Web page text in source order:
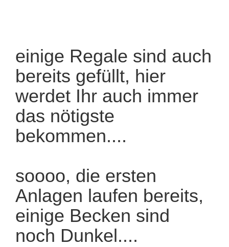
einige Regale sind auch
bereits gefüllt, hier
werdet Ihr auch immer
das nötigste
bekommen....
soooo, die ersten
Anlagen laufen bereits,
einige Becken sind
noch Dunkel....